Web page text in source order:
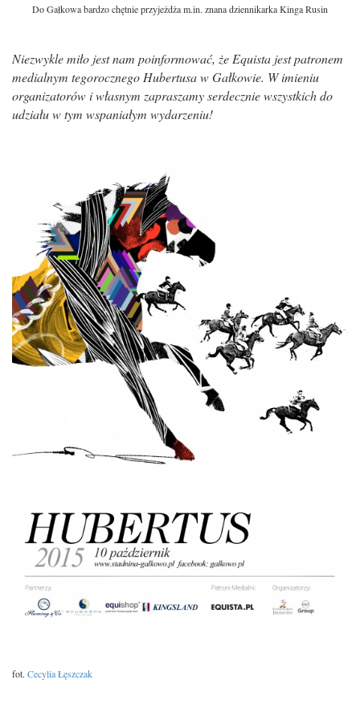
Do Gałkowa bardzo chętnie przyjeżdża m.in. znana dziennikarka Kinga Rusin
Niezwykle miło jest nam poinformować, że Equista jest patronem
medialnym tegorocznego Hubertusa w Gałkowie. W imieniu
organizatorów i własnym zapraszamy serdecznie wszystkich do
udziału w tym wspaniałym wydarzeniu!
fot. Cecylia Łęszczak